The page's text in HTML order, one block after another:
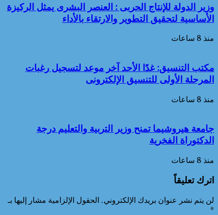
وزير الدولة للإنتاج الحربى : العنصر البشرى يمثل الركيزة
الأساسية لتحقيق التطوير والارتقاء بالأداء
منذ 8 ساعات
مكتب التنسيق: غدًا الأحد آخر موعد لتسجيل رغبات
المرحلة الأولى للتنسيق الإلكترونى
منذ 8 ساعات
جامعة هيروشيما تمنح وزير التربية والتعليم درجة
الدكتوراة الفخرية
منذ 8 ساعات
اترك تعليقاً
لن يتم نشر عنوان بريدك الإلكتروني. الحقول الإلزامية مشار إليها بـ
*